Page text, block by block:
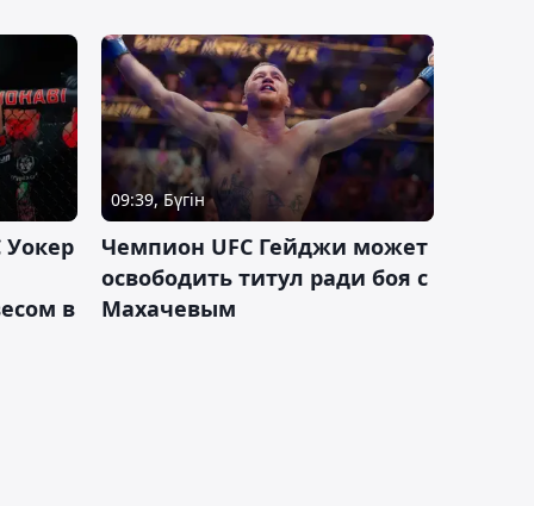
Уокер
в
09:39, Бүгін
Чемпион UFC Гейджи может
освободить титул ради боя с
Махачевым